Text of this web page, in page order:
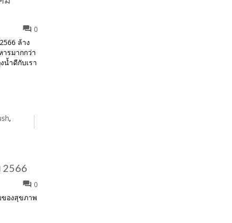
0
ล้าง
รมากกว่า
น้ำดีกับเรา
,
2566
0
องสุขภาพ